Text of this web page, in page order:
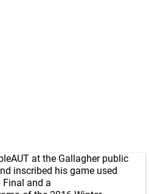
at the Gallagher public
inscribed his game used
and a